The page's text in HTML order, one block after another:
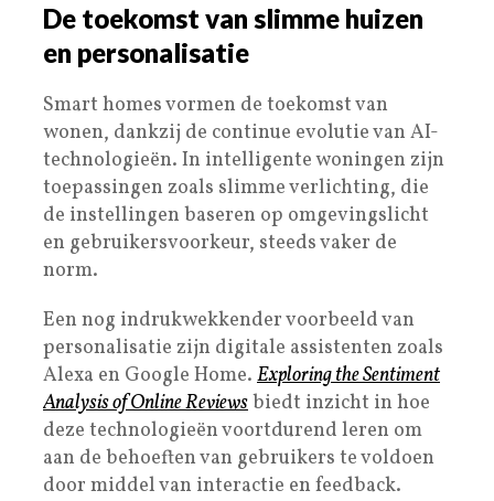
De toekomst van slimme huizen
en personalisatie
Smart homes vormen de toekomst van
wonen, dankzij de continue evolutie van AI-
technologieën. In intelligente woningen zijn
toepassingen zoals slimme verlichting, die
de instellingen baseren op omgevingslicht
en gebruikersvoorkeur, steeds vaker de
norm.
Een nog indrukwekkender voorbeeld van
personalisatie zijn digitale assistenten zoals
Alexa en Google Home. Exploring the Sentiment
Analysis of Online Reviewsbiedt inzicht in hoe
deze technologieën voortdurend leren om
aan de behoeften van gebruikers te voldoen
door middel van interactie en feedback.